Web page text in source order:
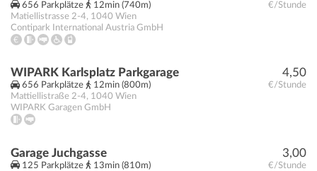
€/Stunde
656 Parkplätze
12min (740m)
Matiellistrasse 2-4, 1040 Wien
Contipark International Austria GmbH
4,50
€/Stunde
WIPARK Karlsplatz Parkgarage
656 Parkplätze
12min (800m)
Mattiellistraße 2-4, 1040 Wien
WIPARK Garagen GmbH
3,00
€/Stunde
Garage Juchgasse
125 Parkplätze
13min (810m)